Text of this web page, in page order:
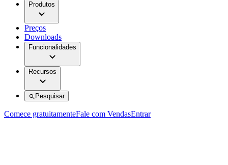
Produtos
Preços
Downloads
Funcionalidades
Recursos
Pesquisar
Comece gratuitamenteFale com VendasEntrar